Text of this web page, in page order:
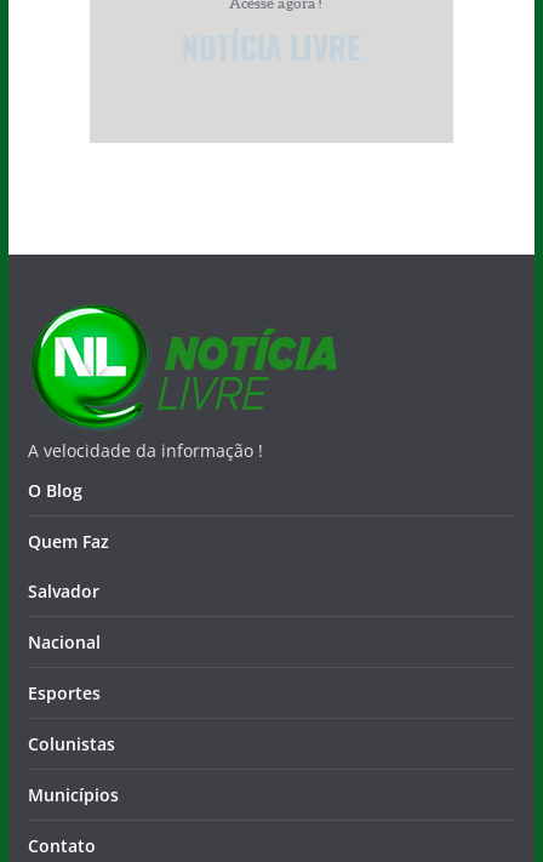
A velocidade da informação !
O Blog
Quem Faz
Salvador
Nacional
Esportes
Colunistas
Municípios
Contato